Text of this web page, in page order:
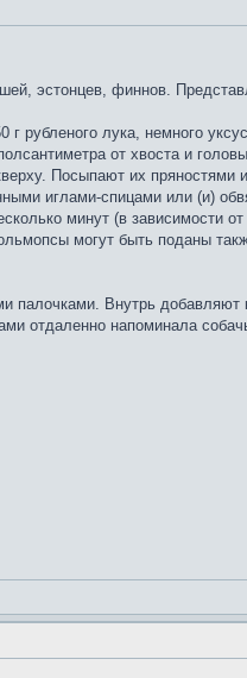
эстонцев, финнов.
рубленого лука, немного
от хвоста и
Посыпают их
иглами-спицами или (и)
минут (в зависимости
могут быть поданы
палочками. Внутрь добавляют
отдаленно напоминала